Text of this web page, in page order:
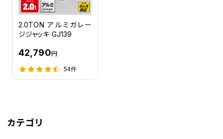
2.0TON アルミガレー
ジジャッキ GJ139
42,790円
54件
カテゴリ